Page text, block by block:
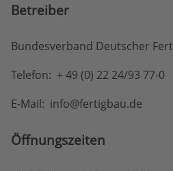
Betreiber
Bundesverband Deutscher
Telefon: + 49 (0) 22 24/93 77-0
E-Mail: info@fertigbau.de
Öffnungs­zeiten